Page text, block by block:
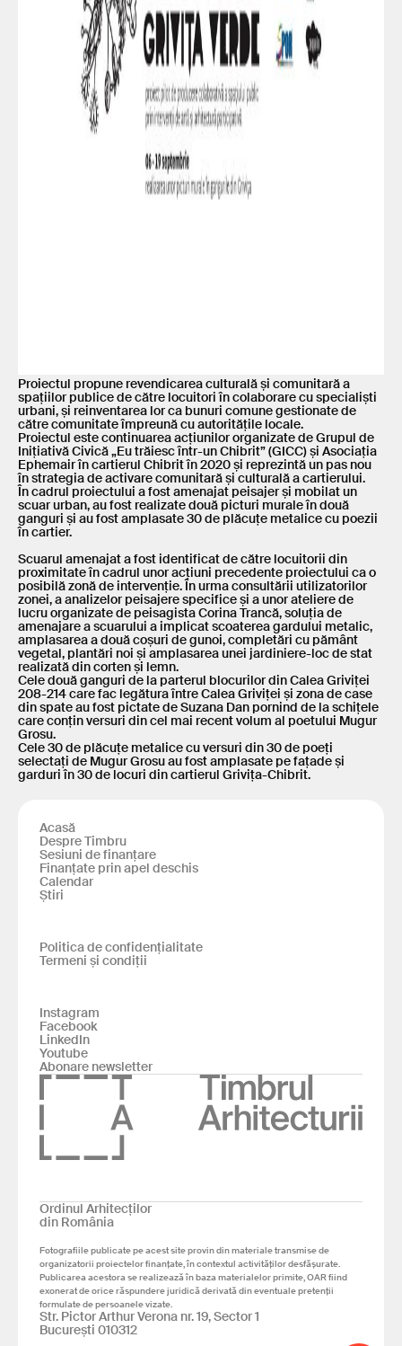
Proiectul propune revendicarea culturală și comunitară a
spațiilor publice de către locuitori în colaborare cu specialiști
urbani, și reinventarea lor ca bunuri comune gestionate de
către comunitate împreună cu autoritățile locale.
Proiectul este continuarea acțiunilor organizate de Grupul de
Inițiativă Civică „Eu trăiesc într-un Chibrit” (GICC) și Asociația
Ephemair în cartierul Chibrit în 2020 și reprezintă un pas nou
în strategia de activare comunitară și culturală a cartierului.
În cadrul proiectului a fost amenajat peisajer și mobilat un
scuar urban, au fost realizate două picturi murale în două
ganguri și au fost amplasate 30 de plăcuțe metalice cu poezii
în cartier.
Scuarul amenajat a fost identificat de către locuitorii din
proximitate în cadrul unor acțiuni precedente proiectului ca o
posibilă zonă de intervenție. În urma consultării utilizatorilor
zonei, a analizelor peisajere specifice și a unor ateliere de
lucru organizate de peisagista Corina Trancă, soluția de
amenajare a scuarului a implicat scoaterea gardului metalic,
amplasarea a două coșuri de gunoi, completări cu pământ
vegetal, plantări noi și amplasarea unei jardiniere-loc de stat
realizată din corten și lemn.
Cele două ganguri de la parterul blocurilor din Calea Griviței
208-214 care fac legătura între Calea Griviței și zona de case
din spate au fost pictate de Suzana Dan pornind de la schițele
care conțin versuri din cel mai recent volum al poetului Mugur
Grosu.
Cele 30 de plăcuțe metalice cu versuri din 30 de poeți
selectați de Mugur Grosu au fost amplasate pe fațade și
garduri în 30 de locuri din cartierul Grivița-Chibrit.
Acasă
Despre Timbru
Sesiuni de finanțare
Finanțate prin apel deschis
Calendar
Știri
Politica de confidențialitate
Termeni și condiții
Instagram
Facebook
LinkedIn
Youtube
Abonare newsletter
Ordinul Arhitecților
din România
Fotografiile publicate pe acest site provin din materiale transmise de
organizatorii proiectelor finanțate, în contextul activităților desfășurate.
Publicarea acestora se realizează în baza materialelor primite, OAR fiind
exonerat de orice răspundere juridică derivată din eventuale pretenții
formulate de persoanele vizate.
Str. Pictor Arthur Verona nr. 19, Sector 1
București 010312